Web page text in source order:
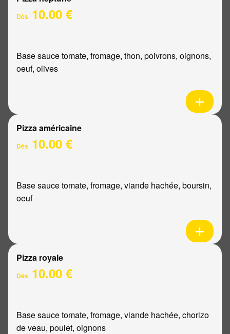
Dès 10.00 €
Base sauce tomate, fromage, thon, poivrons, oignons,
oeuf, olives
Pizza américaine
Dès 10.00 €
Base sauce tomate, fromage, viande hachée, boursin,
oeuf
Pizza royale
Dès 10.00 €
Base sauce tomate, fromage, viande hachée, chorizo
de veau, poulet, oignons